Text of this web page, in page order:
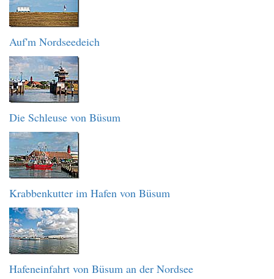
Auf'm Nordseedeich
Die Schleuse von Büsum
Krabbenkutter im Hafen von Büsum
Hafeneinfahrt von Büsum an der Nordsee